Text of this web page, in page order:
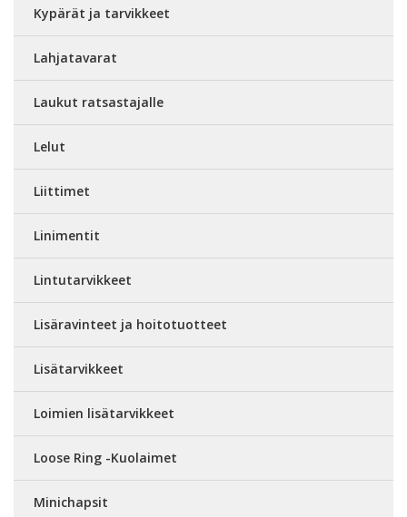
Kypärät ja tarvikkeet
Lahjatavarat
Laukut ratsastajalle
Lelut
Liittimet
Linimentit
Lintutarvikkeet
Lisäravinteet ja hoitotuotteet
Lisätarvikkeet
Loimien lisätarvikkeet
Loose Ring -Kuolaimet
Minichapsit